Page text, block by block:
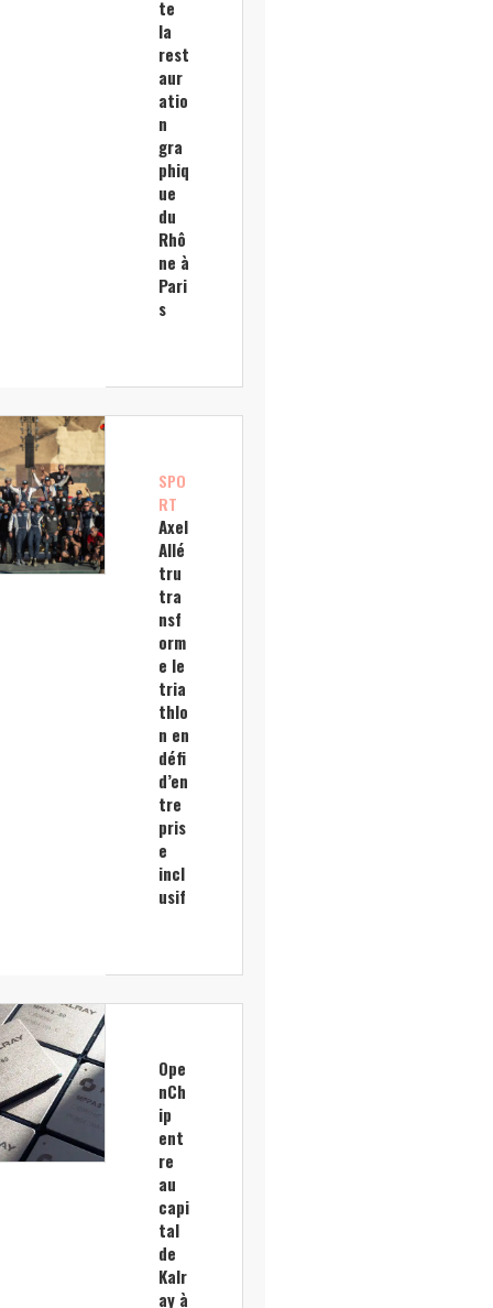
te
la
rest
aur
atio
n
gra
phiq
ue
du
Rhô
ne à
Pari
s
SPO
RT
Axel
Allé
tru
tra
nsf
orm
e le
tria
thlo
n en
défi
d’en
tre
pris
e
incl
usif
Ope
nCh
ip
ent
re
au
capi
tal
de
Kalr
ay à